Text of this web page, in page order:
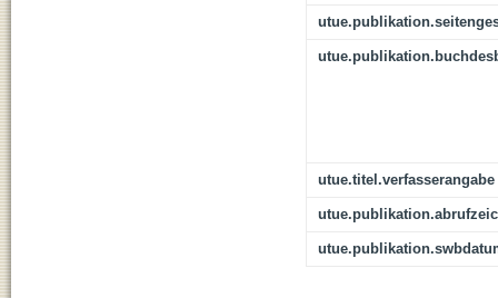
utue.titel.verfasserangabe